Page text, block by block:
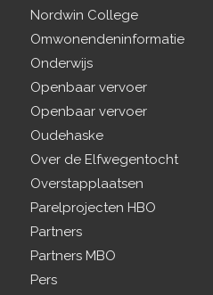
Nordwin College
Omwonendeninformatie
Onderwijs
Openbaar vervoer
Openbaar vervoer
Oudehaske
Over de Elfwegentocht
Overstapplaatsen
Parelprojecten HBO
Partners
Partners MBO
Pers